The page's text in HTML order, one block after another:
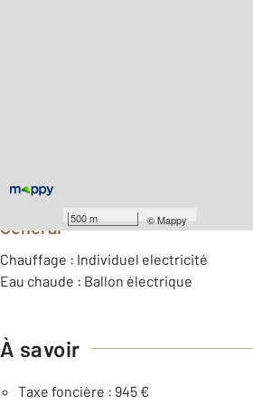
500 m ©Mappy
Équipements
Général
Chauffage : Individuel electricité
Eau chaude : Ballon électrique
À savoir
Taxe foncière : 945 €